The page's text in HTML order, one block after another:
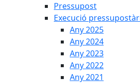
Pressupost
Execució
Any 2025
Any 2024
Any 2023
Any 2022
Any 2021